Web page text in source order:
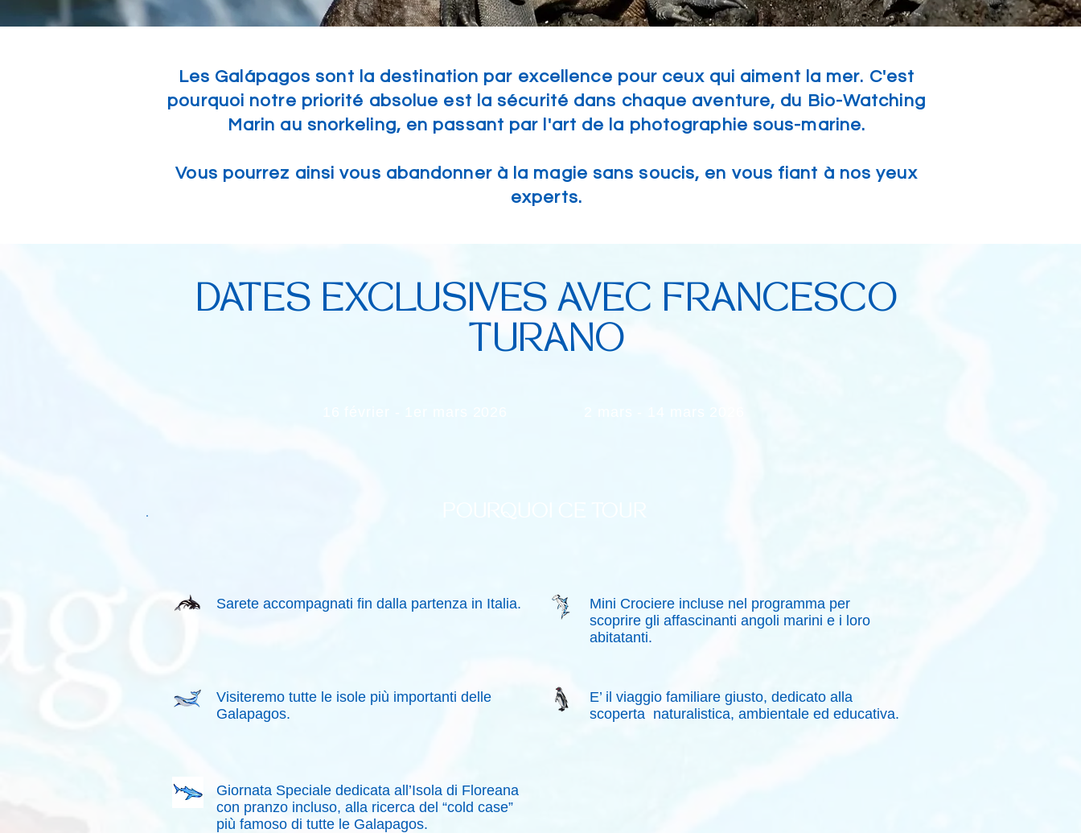
Les Galápagos sont la destination par excellence pour ceux qui aiment la mer. C'est
pourquoi notre priorité absolue est la sécurité dans chaque aventure, du Bio-Watching
Marin au snorkeling, en passant par l'art de la photographie sous-marine.
Vous pourrez ainsi vous abandonner à la magie sans soucis, en vous fiant à nos yeux
experts.
DATES EXCLUSIVES AVEC FRANCESCO
TURANO
Sarete accompagnati fin dalla partenza in Italia.
Visiteremo tutte le isole più importanti delle
Galapagos.
Giornata Speciale dedicata all’Isola di Floreana
con pranzo incluso, alla ricerca del “cold case”
più famoso di tutte le Galapagos.
Mini Crociere incluse nel programma per
scoprire gli affascinanti angoli marini e i loro
abitatanti.
E’ il viaggio familiare giusto, dedicato alla
scoperta naturalistica, ambientale ed educativa.